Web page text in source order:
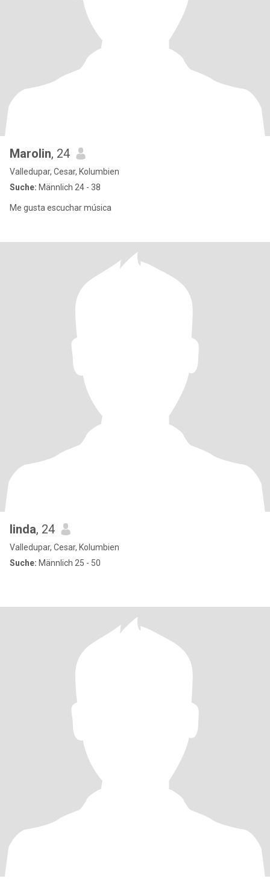
Marolin, 24
Valledupar, Cesar, Kolumbien
Suche: Männlich 24 - 38
Me gusta escuchar música
linda, 24
Valledupar, Cesar, Kolumbien
Suche: Männlich 25 - 50